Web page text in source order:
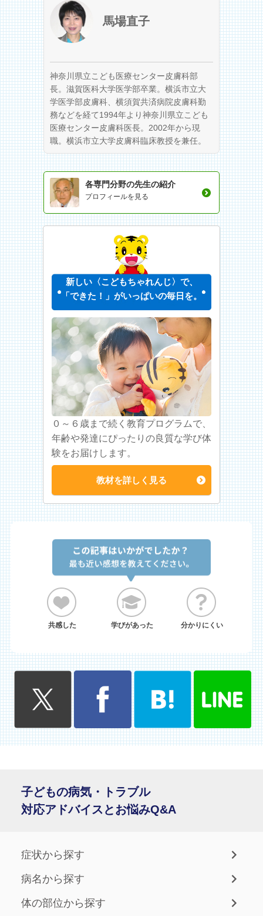
馬場直子
神奈川県立こども医療センター皮膚科部
長。滋賀医科大学医学部卒業。横浜市立大
学医学部皮膚科、横須賀共済病院皮膚科勤
務などを経て1994年より神奈川県立こども
医療センター皮膚科医長。2002年から現
職。横浜市立大学皮膚科臨床教授を兼任。
各専門分野の先生の紹介
プロフィールを見る
新しい〈こどもちゃれんじ〉で、
「できた！」がいっぱいの毎日を。
０～６歳まで続く教育プログラムで、
年齢や発達にぴったりの良質な学び体
験をお届けします。
教材を詳しく見る
共感した 学びがあった 分かりにくい
子どもの病気・トラブル
対応アドバイスとお悩みQ&A
症状から探す
病名から探す
体の部位から探す